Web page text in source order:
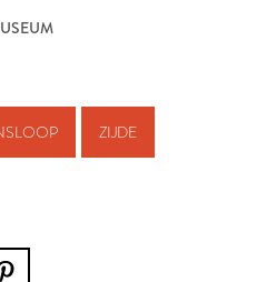
ZIJDE